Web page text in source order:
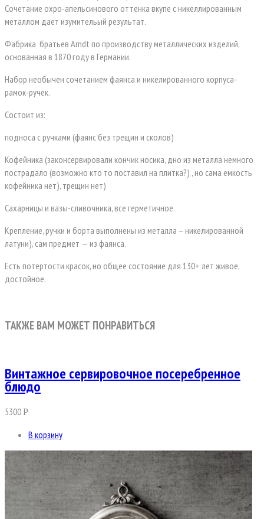
Сочетание охро-апельсинового оттенка вкупе с никеллированным
металлом дает изумительый результат.
Фабрика братьев Arndt по производству металлических изделий,
основанная в 1870 году в Германии.
Набор необычен сочетанием фаянса и никелированного корпуса-
рамок-ручек.
Состоит из:
подноса с ручками (фаянс без трещин и сколов)
Кофейника (законсервировали кончик носика, дно из металла немного
пострадало (возможно кто то поставил на плитка?) , но сама емкость
кофейника нет), трещин нет)
Сахарницы и вазы-сливочника, все герметичное.
Крепление, ручки и борта выполнены из металла – никелированной
латуни), сам предмет — из фаянса.
Есть потертости красок, но общее состояние для 130+ лет живое,
достойное.
ТАКЖЕ ВАМ МОЖЕТ ПОНРАВИТЬСЯ
Винтажное сервировочное посеребренное
блюдо
5300Р
В корзину